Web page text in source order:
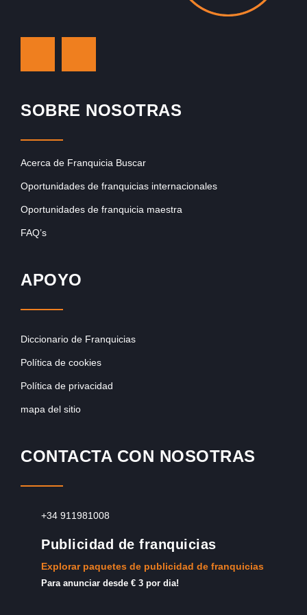
SOBRE NOSOTRAS
Acerca de Franquicia Buscar
Oportunidades de franquicias internacionales
Oportunidades de franquicia maestra
FAQ’s
APOYO
Diccionario de Franquicias
Política de cookies
Política de privacidad
mapa del sitio
CONTACTA CON NOSOTRAS
+34 911981008
Publicidad de franquicias
Explorar paquetes de publicidad de franquicias
Para anunciar desde € 3 por dia!